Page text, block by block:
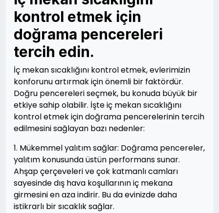
kontrol etmek için
doğrama pencereleri
tercih edin.
İç mekan sıcaklığını kontrol etmek, evlerimizin
konforunu artırmak için önemli bir faktördür.
Doğru pencereleri seçmek, bu konuda büyük bir
etkiye sahip olabilir. İşte iç mekan sıcaklığını
kontrol etmek için doğrama pencerelerinin tercih
edilmesini sağlayan bazı nedenler:
1. Mükemmel yalıtım sağlar: Doğrama pencereler,
yalıtım konusunda üstün performans sunar.
Ahşap çerçeveleri ve çok katmanlı camları
sayesinde dış hava koşullarının iç mekana
girmesini en aza indirir. Bu da evinizde daha
istikrarlı bir sıcaklık sağlar.